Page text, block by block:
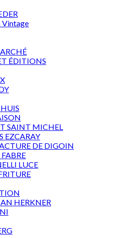
Vintage
ÉDITIONS
SAINT MICHEL
EZCARAY
DE DIGOIN
LUCE
HERKNER